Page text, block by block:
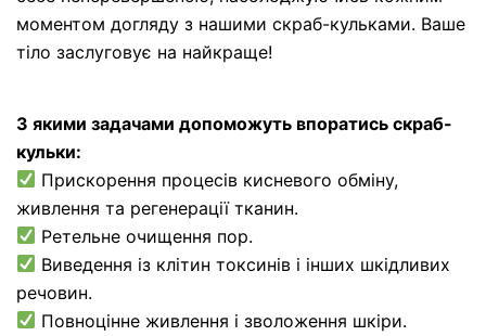
моментом догляду з нашими скраб-кульками. Ваше
тіло заслуговує на найкраще!
З якими задачами допоможуть впоратись скраб-
кульки:
Прискорення процесів кисневого обміну,
живлення та регенерації тканин.
Ретельне очищення пор.
Виведення із клітин токсинів і інших шкідливих
речовин.
Повноцінне живлення і зволоження шкіри.